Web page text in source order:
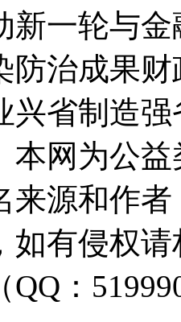
新一轮与
防治成果
兴省制造
本网为公
来源和作
如有侵权
：